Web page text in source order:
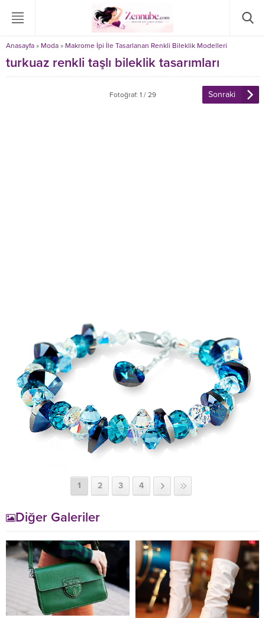
Anasayfa » Moda » Makrome İpi İle Tasarlanan Renkli Bileklik Modelleri
turkuaz renkli taşlı bileklik tasarımları
Fotoğraf: 1 / 29 Sonraki
1 2 3 4
Diğer Galeriler